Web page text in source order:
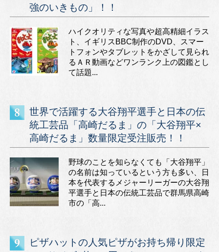
強のいきもの」！！
ハイクオリティな写真や超高精細イラス
ト、イギリスBBC制作のDVD、スマー
トフォンやタブレットをかざして見られ
るＡＲ動画などワンランク上の図鑑とし
て話題...
世界で活躍する大谷翔平選手と日本の伝
統工芸品「高崎だるま」の「大谷翔平×
高崎だるま」数量限定受注販売！！
野球のことを知らなくても「大谷翔平」
の名前は知っているという方も多い、日
本を代表するメジャーリーガーの大谷翔
平選手と日本の伝統工芸品で群馬県高崎
市の「高...
ピザハットの人気ピザがお持ち帰り限定